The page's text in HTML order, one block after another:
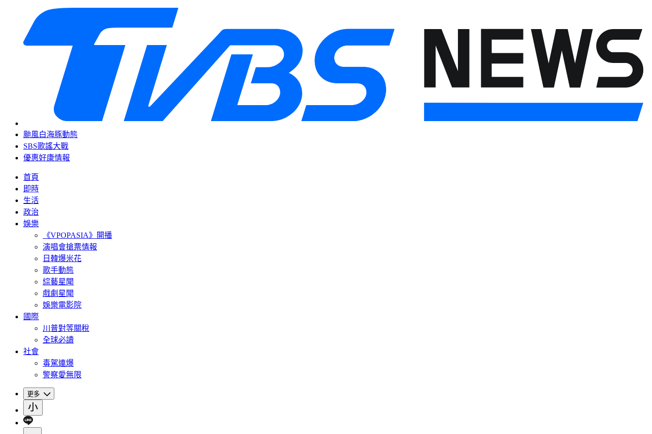
颱風白海豚動態
SBS歌謠大戰
優惠好康情報
首頁
即時
生活
政治
娛樂
《VPOPASIA》開播
演唱會搶票情報
日韓爆米花
歌手動態
綜藝星聞
戲劇星聞
娛樂電影院
國際
川普對等關稅
全球必讀
社會
毒駕連爆
警察愛無限
更多